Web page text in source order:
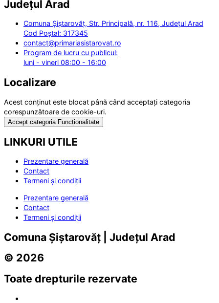
Județul Arad
Comuna Șiștarovăț, Str. Principală, nr. 116, Județul Arad
Cod Poștal: 317345
contact@primariasistarovat.ro
Program de lucru cu publicul:
luni - vineri 08:00 - 16:00
Localizare
Acest conținut este blocat până când acceptați categoria
corespunzătoare de cookie-uri.
Accept categoria Funcționalitate
LINKURI UTILE
Prezentare generală
Contact
Termeni și condiții
Prezentare generală
Contact
Termeni și condiții
Comuna Șiștarovăț | Județul Arad
© 2026
Toate drepturile rezervate